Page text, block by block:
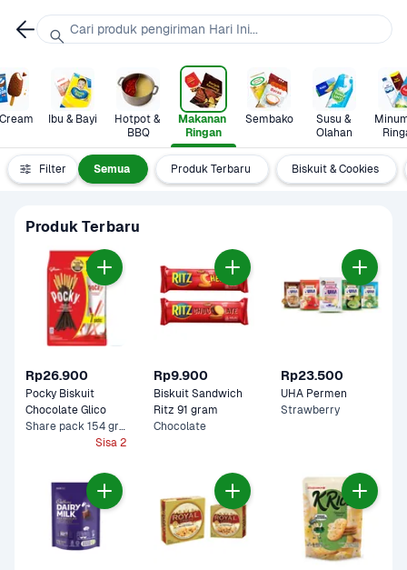
Ibu & Bayi
Hotpot &
BBQ
Makanan
Ringan
Sembako
Susu &
Olahan
Filter Semua Produk Terbaru Biskuit & Cookies
Produk Terbaru
Rp26.900
Pocky Biskuit
Share pack 154 gram
Sisa 2
Rp9.900
Biskuit Sandwich
Ritz 91 gram
Chocolate
Rp23.500
Strawberry
Cari produk pengiriman Hari Ini...